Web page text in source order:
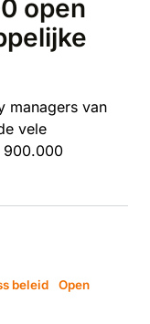
open
managers van
vele
900.000
beleid
Open